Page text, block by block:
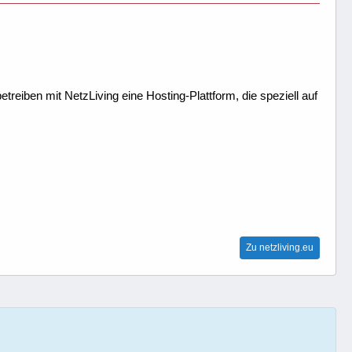
mit NetzLiving eine Hosting-Plattform, die speziell auf
Zu netzliving.eu